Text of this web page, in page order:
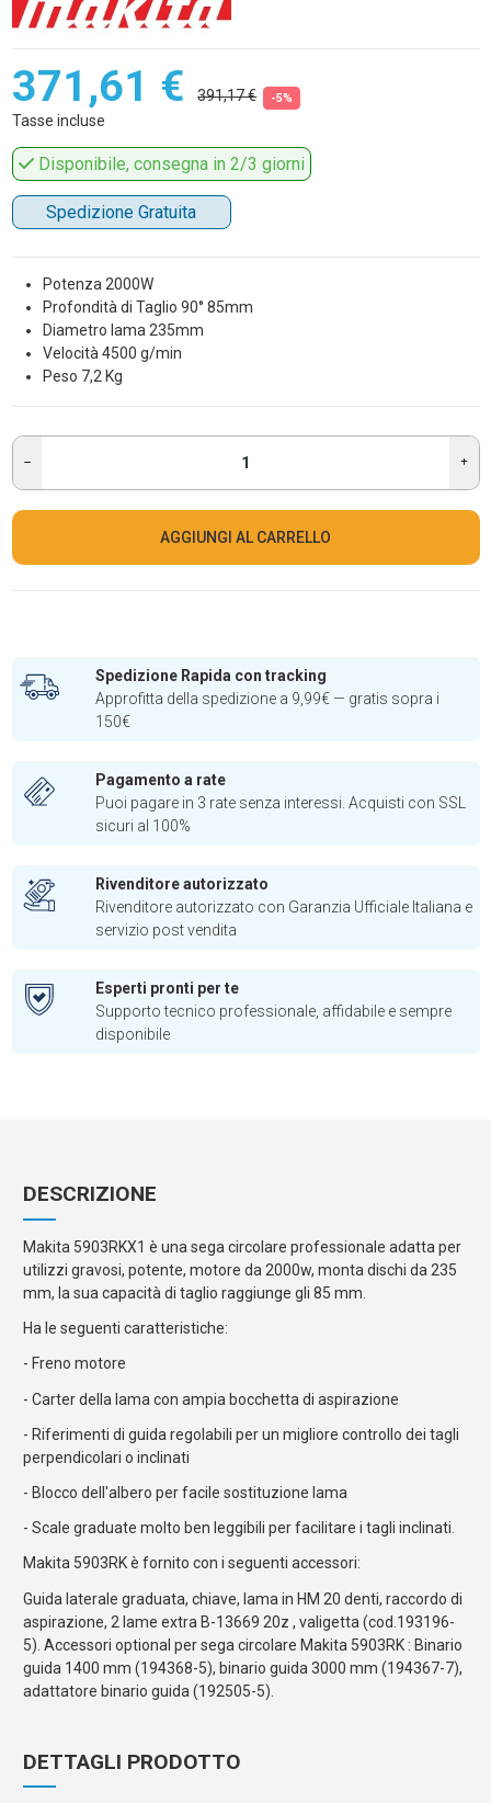
371,61 € 391,17 € -5%
Tasse incluse
Disponibile, consegna in 2/3 giorni
Spedizione Gratuita
Potenza 2000W
Profondità di Taglio 90° 85mm
Diametro lama 235mm
Velocità 4500 g/min
Peso 7,2 Kg
AGGIUNGI AL CARRELLO
Spedizione Rapida con tracking
Approfitta della spedizione a 9,99€ — gratis sopra i
150€
Pagamento a rate
Puoi pagare in 3 rate senza interessi. Acquisti con SSL
sicuri al 100%
Rivenditore autorizzato
Rivenditore autorizzato con Garanzia Ufficiale Italiana e
servizio post vendita
Esperti pronti per te
Supporto tecnico professionale, affidabile e sempre
disponibile
DESCRIZIONE
Makita 5903RKX1 è una sega circolare professionale adatta per
utilizzi gravosi, potente, motore da 2000w, monta dischi da 235
mm, la sua capacità di taglio raggiunge gli 85 mm.
Ha le seguenti caratteristiche:
- Freno motore
- Carter della lama con ampia bocchetta di aspirazione
- Riferimenti di guida regolabili per un migliore controllo dei tagli
perpendicolari o inclinati
- Blocco dell'albero per facile sostituzione lama
- Scale graduate molto ben leggibili per facilitare i tagli inclinati.
Makita 5903RK è fornito con i seguenti accessori:
Guida laterale graduata, chiave, lama in HM 20 denti, raccordo di
aspirazione, 2 lame extra B-13669 20z , valigetta (cod.193196-
5). Accessori optional per sega circolare Makita 5903RK : Binario
guida 1400 mm (194368-5), binario guida 3000 mm (194367-7),
adattatore binario guida (192505-5).
DETTAGLI PRODOTTO